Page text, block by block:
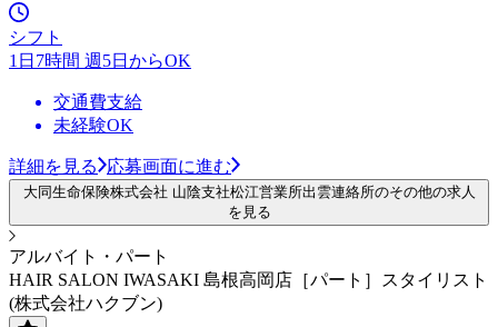
シフト
1日7時間 週5日からOK
交通費支給
未経験OK
詳細を見る 応募画面に進む
大同生命保険株式会社 山陰支社松江営業所出雲連絡所のその他の求人
を見る
アルバイト・パート
HAIR SALON IWASAKI 島根高岡店［パート］スタイリスト
(株式会社ハクブン)